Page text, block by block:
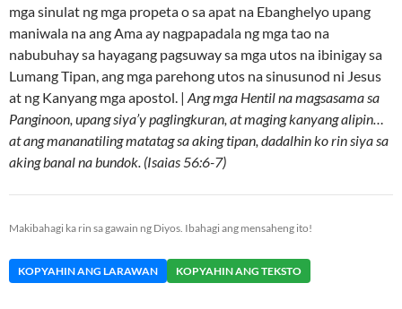
mga sinulat ng mga propeta o sa apat na Ebanghelyo upang
maniwala na ang Ama ay nagpapadala ng mga tao na
nabubuhay sa hayagang pagsuway sa mga utos na ibinigay sa
Lumang Tipan, ang mga parehong utos na sinusunod ni Jesus
at ng Kanyang mga apostol. | Ang mga Hentil na magsasama sa
Panginoon, upang siya’y paglingkuran, at maging kanyang alipin…
at ang mananatiling matatag sa aking tipan, dadalhin ko rin siya sa
aking banal na bundok. (Isaias 56:6-7)
Makibahagi ka rin sa gawain ng Diyos. Ibahagi ang mensaheng ito!
KOPYAHIN ANG LARAWAN KOPYAHIN ANG TEKSTO